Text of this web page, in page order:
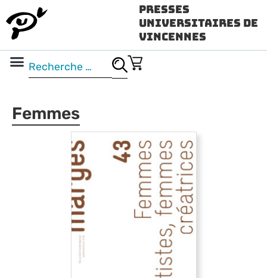
Presses
Universitaires de
Vincennes
Femmes